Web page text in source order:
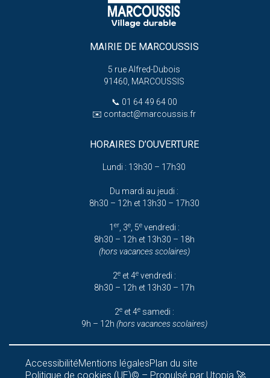
MAIRIE DE MARCOUSSIS
5 rue Alfred-Dubois
91460, MARCOUSSIS
📞 01 64 49 64 00
✉️ contact@marcoussis.fr
HORAIRES D’OUVERTURE
Lundi : 13h30 – 17h30
Du mardi au jeudi :
8h30 – 12h et 13h30 – 17h30
1 er, 3e, 5evendredi :
8h30 – 12h et 13h30 – 18h
(hors vacances scolaires)
2eet 4evendredi :
8h30 – 12h et 13h30 – 17h
2eet 4esamedi :
9h – 12h (hors vacances scolaires)
AccessibilitéMentions légalesPlan du site
Politique de cookies (UE)© – Propulsé par Utopia 🚀